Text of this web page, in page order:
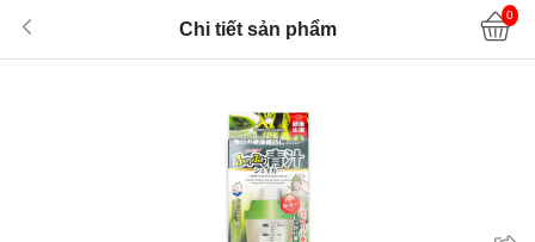
Chi tiết sản phẩm
0